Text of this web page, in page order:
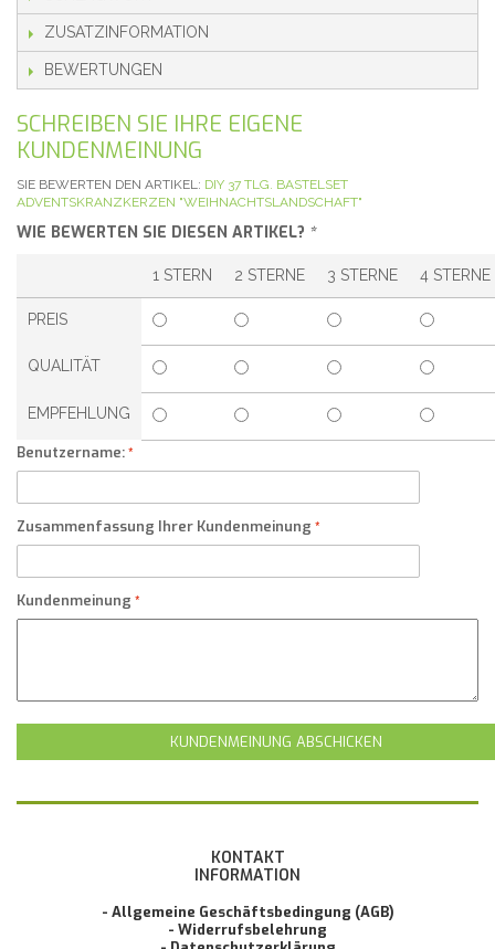
ZUSATZINFORMATION
BEWERTUNGEN
SCHREIBEN SIE IHRE EIGENE
KUNDENMEINUNG
SIE BEWERTEN DEN ARTIKEL: DIY 37 TLG. BASTELSET
ADVENTSKRANZKERZEN "WEIHNACHTSLANDSCHAFT"
WIE BEWERTEN SIE DIESEN ARTIKEL? *
1 STERN 2 STERNE 3 STERNE 4 STERNE
PREIS
QUALITÄT
EMPFEHLUNG
Benutzername:
Zusammenfassung Ihrer Kundenmeinung
Kundenmeinung
KUNDENMEINUNG ABSCHICKEN
KONTAKT
INFORMATION
- Allgemeine Geschäftsbedingung (AGB)
- Widerrufsbelehrung